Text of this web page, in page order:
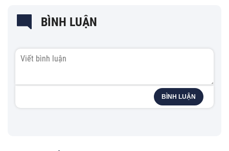
BÌNH LUẬN
BÌNH LUẬN